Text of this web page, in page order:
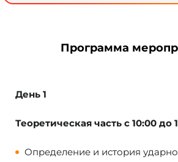
Программа
День 1
Теоретическая часть с 10:00 до
Определение и история